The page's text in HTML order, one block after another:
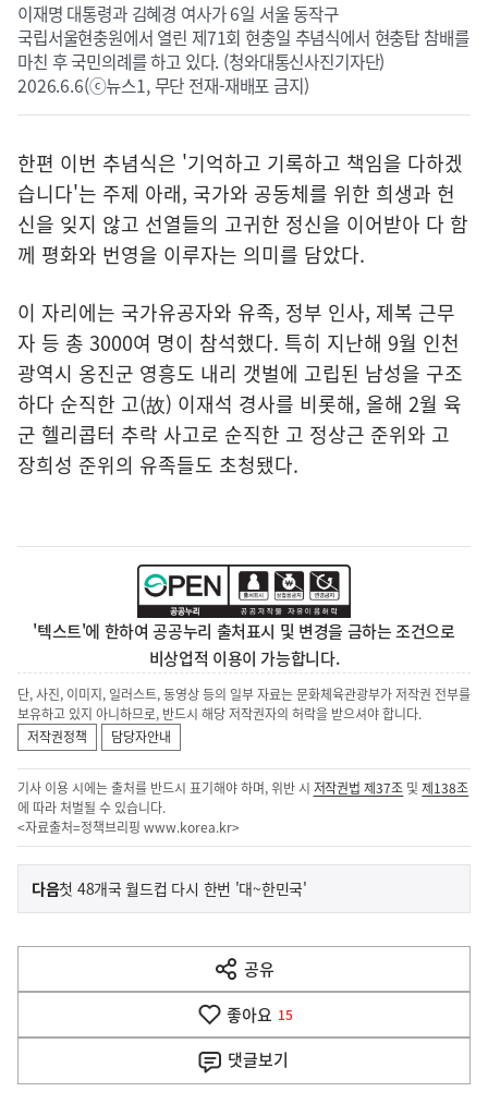
이재명 대통령과 김혜경 여사가 6일 서울 동작구
국립서울현충원에서 열린 제71회 현충일 추념식에서 현충탑 참배를
마친 후 국민의례를 하고 있다. (청와대통신사진기자단)
2026.6.6(ⓒ뉴스1, 무단 전재-재배포 금지)
한편 이번 추념식은 '기억하고 기록하고 책임을 다하겠
습니다'는 주제 아래, 국가와 공동체를 위한 희생과 헌
신을 잊지 않고 선열들의 고귀한 정신을 이어받아 다 함
께 평화와 번영을 이루자는 의미를 담았다.
이 자리에는 국가유공자와 유족, 정부 인사, 제복 근무
자 등 총 3000여 명이 참석했다. 특히 지난해 9월 인천
광역시 옹진군 영흥도 내리 갯벌에 고립된 남성을 구조
하다 순직한 고(故) 이재석 경사를 비롯해, 올해 2월 육
군 헬리콥터 추락 사고로 순직한 고 정상근 준위와 고
장희성 준위의 유족들도 초청됐다.
'텍스트'에 한하여 공공누리 출처표시 및 변경을 금하는 조건으로
비상업적 이용이 가능합니다.
단, 사진, 이미지, 일러스트, 동영상 등의 일부 자료는 문화체육관광부가 저작권 전부를
보유하고 있지 아니하므로, 반드시 해당 저작권자의 허락을 받으셔야 합니다.
저작권정책
담당자안내
기사 이용 시에는 출처를 반드시 표기해야 하며, 위반 시 저작권법 제37조 및제138조
에 따라 처벌될 수 있습니다.
<자료출처=정책브리핑 www.korea.kr>
이
전
다
음
다음기
사
첫 48개국 월드컵 다시 한번 '대~한민국'
공유
열
기
좋아요 15
댓글보기